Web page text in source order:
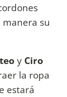
su
y Ciro
la ropa
estará